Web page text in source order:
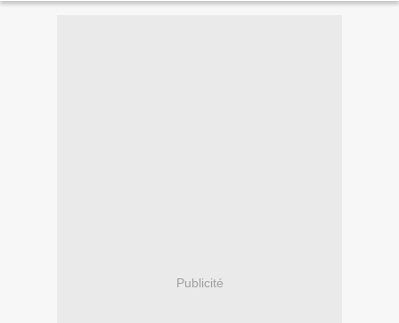
Publicité